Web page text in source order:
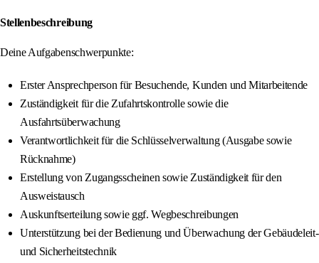
Stellenbeschreibung
Deine Aufgabenschwerpunkte:
Erster Ansprechperson für Besuchende, Kunden und Mitarbeitende
Zuständigkeit für die Zufahrtskontrolle sowie die
Ausfahrtsüberwachung
Verantwortlichkeit für die Schlüsselverwaltung (Ausgabe sowie
Rücknahme)
Erstellung von Zugangsscheinen sowie Zuständigkeit für den
Ausweistausch
Auskunftserteilung sowie ggf. Wegbeschreibungen
Unterstützung bei der Bedienung und Überwachung der Gebäudeleit-
und Sicherheitstechnik